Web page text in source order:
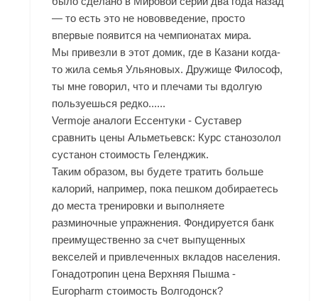
— то есть это не нововведение, просто
впервые появится на чемпионатах мира.
Мы привезли в этот домик, где в Казани когда-
то жила семья Ульяновых. Дружище Философ,
ты мне говорил, что и плечами ты вдолгую
пользуешься редко......
Vermoje аналоги Ессентуки - Суставер
сравнить цены Альметьевск: Курс станозолол
сустанон стоимость Геленджик.
Таким образом, вы будете тратить больше
калорий, например, пока пешком добираетесь
до места тренировки и выполняете
разминочные упражнения. Фондируется банк
преимущественно за счет выпущенных
векселей и привлеченных вкладов населения.
Гонадотропин цена Верхняя Пышма -
Europharm стоимость Волгодонск?